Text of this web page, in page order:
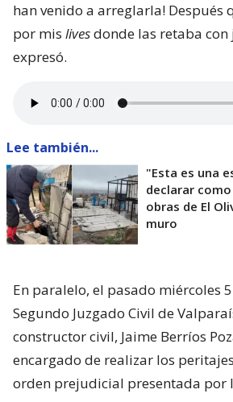
han venido a arreglarla! Después
por mis livesdonde las retaba con
expresó.
Lee también...
"Esta es una
declarar
obras de El
muro
En paralelo, el pasado miércoles
Segundo Juzgado Civil de
constructor civil, Jaime Berríos
encargado de realizar los
orden prejudicial presentada por